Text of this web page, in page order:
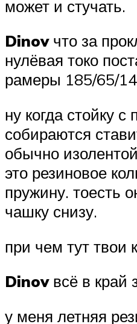
может и стучать.
Dinovчто за
нулёвая токо
рамеры 185/65/
ну когда стойку с
собираются
обычно
это резиновое
пружину. тоесть
чашку снизу.
при чем тут твои
Dinovвсё в край
у меня летняя